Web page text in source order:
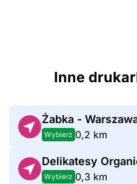
Inne
Wybierz 0,2 km
Delikatesy
Wybierz 0,3 km